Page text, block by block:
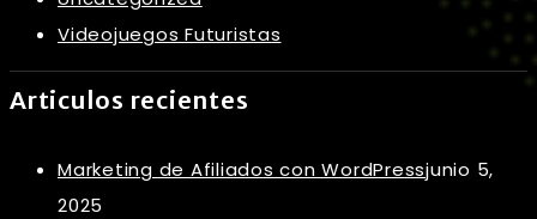
Videojuegos Futuristas
Articulos recientes
Marketing de Afiliados con WordPressjunio 5,
2025